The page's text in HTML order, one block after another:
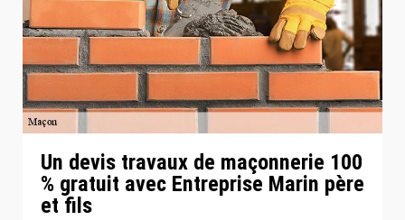
Un devis travaux de maçonnerie 100
% gratuit avec Entreprise Marin père
et fils